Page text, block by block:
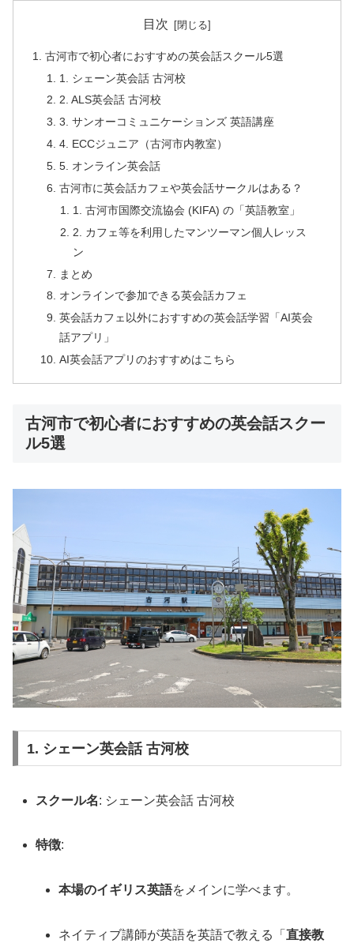
目次
古河市で初心者におすすめの英会話スクール5選
1. シェーン英会話 古河校
2. ALS英会話 古河校
3. サンオーコミュニケーションズ 英語講座
4. ECCジュニア（古河市内教室）
5. オンライン英会話
古河市に英会話カフェや英会話サークルはある？
1. 古河市国際交流協会 (KIFA) の「英語教室」
2. カフェ等を利用したマンツーマン個人レッス
ン
まとめ
オンラインで参加できる英会話カフェ
英会話カフェ以外におすすめの英会話学習「AI英会
話アプリ」
AI英会話アプリのおすすめはこちら
古河市で初心者におすすめの英会話スクー
ル5選
1. シェーン英会話 古河校
スクール名: シェーン英会話 古河校
特徴:
本場のイギリス英語をメインに学べます。
ネイティブ講師が英語を英語で教える「直接教